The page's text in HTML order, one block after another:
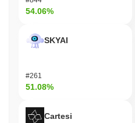
54.06%
SKYAI
#261
51.08%
Cartesi